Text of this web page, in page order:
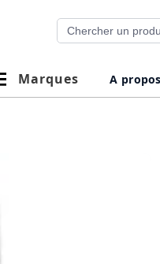
Recherche de
Marques
A propos